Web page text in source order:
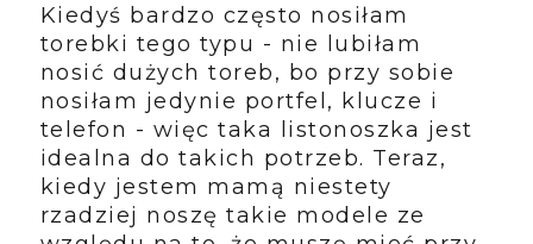
Kiedyś bardzo często nosiłam
torebki tego typu - nie lubiłam
nosić dużych toreb, bo przy sobie
nosiłam jedynie portfel, klucze i
telefon - więc taka listonoszka jest
idealna do takich potrzeb. Teraz,
kiedy jestem mamą niestety
rzadziej noszę takie modele ze